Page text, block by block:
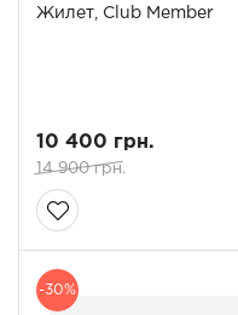
Жилет, Club Member
10 400 грн.
14 900 грн.
-30%